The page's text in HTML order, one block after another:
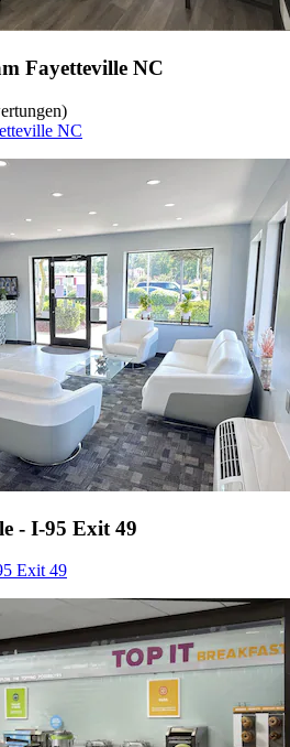
Fayetteville NC
NC
- I-95 Exit 49
Exit 49